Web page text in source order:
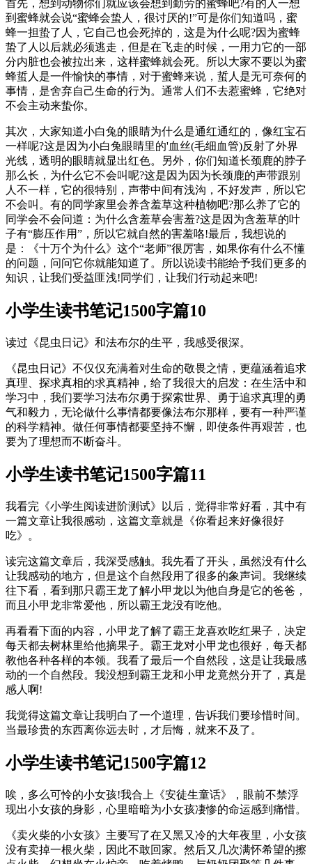
首先，想到动物你们就应该会想到勤劳的蜜蜂吧?有的人一想
到蜜蜂就会说“蜜蜂会蛰人，很讨厌的!”可是你们知道吗，蜜
蜂一担蛰了人，它自己也会死掉的，这是为什么呢?因为蜜蜂
蛰了人以后就必须逃走，但是在飞走的时候，一用力它的一部
分内脏也会被拉出来，这样蜜蜂就会死。所以大家不要以为蜜
蜂蜇人是一件愉快的事情，对于蜜蜂来说，蜇人是无可奈何的
事情，是舍弃自己生命的行为。通常人们不去惹蜜蜂，它绝对
不会主动来蛰你。
其次，大家知道小白兔的眼睛为什么是通红通红的，像红宝石
一样呢?这是因为小白兔眼睛里的'血丝(毛细血管)反射了外界
光线，透明的眼睛就显出红色。另外，你们知道长颈鹿的脖子
那么长，为什么它不会叫呢?这是因为因为长颈鹿的声带跟别
人不一样，它的很特别，声带中间有浅沟，不好发声，所以它
不会叫。有的同学家里会养含羞草这种植物吧?那么养了它的
同学会不会问道：为什么含羞草会害羞?这是因为含羞草的叶
子有“膨压作用”，所以它就自然的害羞咯!最后，我想说的
是：《十万个为什么》这个“老师”很厉害，如果你有什么不懂
的问题，问问它你就能知道了。所以说读书能给予我们更多的
知识，让我们受益匪浅!同学们，让我们行动起来吧!
小学生读书笔记1500字篇10
读过《昆虫日记》和法布尔的生平，我感受很深。
《昆虫日记》不仅仅充满着对生命的敬畏之情，更蕴涵着追求
真理、探求真相的求真精神，给了我很大的启发：在生活中和
学习中，我们要学习法布尔勇于探索世界、勇于追求真理的勇
气和毅力，无论做什么事情都要像法布尔那样，要有一种严谨
的科学精神。做任何事情都要坚持不懈，即使条件再艰苦，也
要为了理想而不断奋斗。
小学生读书笔记1500字篇11
我看完《小学生阅读进阶测试》以后，觉得非常好看，其中有
一篇文章让我很感动，这篇文章就是《你看起来好像很好
吃》。
读完这篇文章后，我深受感触。我先看了开头，虽然没有什么
让我感动的地方，但是这个自然段用了很多的象声词。我继续
往下看，看到那只霸王龙了解小甲龙以为他自身是它的爸爸，
而且小甲龙非常爱他，所以霸王龙没有吃他。
再看看下面的内容，小甲龙了解了霸王龙喜欢吃红果子，决定
每天都去树林里给他摘果子。霸王龙对小甲龙也很好，每天都
教他各种各样的本领。我看了最后一个自然段，这是让我最感
动的一个自然段。我没想到霸王龙和小甲龙竟然分开了，真是
感人啊!
我觉得这篇文章让我明白了一个道理，告诉我们要珍惜时间。
当最珍贵的东西离你远去时，才后悔，就来不及了。
小学生读书笔记1500字篇12
唉，多么可怜的小女孩!我合上《安徒生童话》，眼前不禁浮
现出小女孩的身影，心里暗暗为小女孩凄惨的命运感到痛惜。
《卖火柴的小女孩》主要写了在又黑又冷的大年夜里，小女孩
没有卖掉一根火柴，因此不敢回家。然后又几次满怀希望的擦